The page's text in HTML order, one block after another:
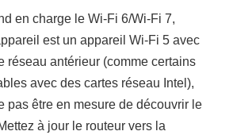
en charge le Wi-Fi 6/Wi-Fi 7,
est un appareil Wi-Fi 5 avec
réseau antérieur (comme certains
avec des cartes réseau Intel),
pas être en mesure de découvrir le
à jour le routeur vers la